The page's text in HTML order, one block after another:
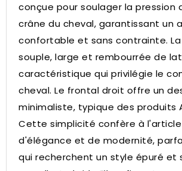
conçue pour soulager la pression
crâne du cheval, garantissant un
confortable et sans contrainte.
souple, large et rembourrée de
caractéristique qui privilégie le
cheval. Le frontal droit offre un
minimaliste, typique des produits
Cette simplicité confère à
d'élégance et de modernité,
qui recherchent un style épuré et